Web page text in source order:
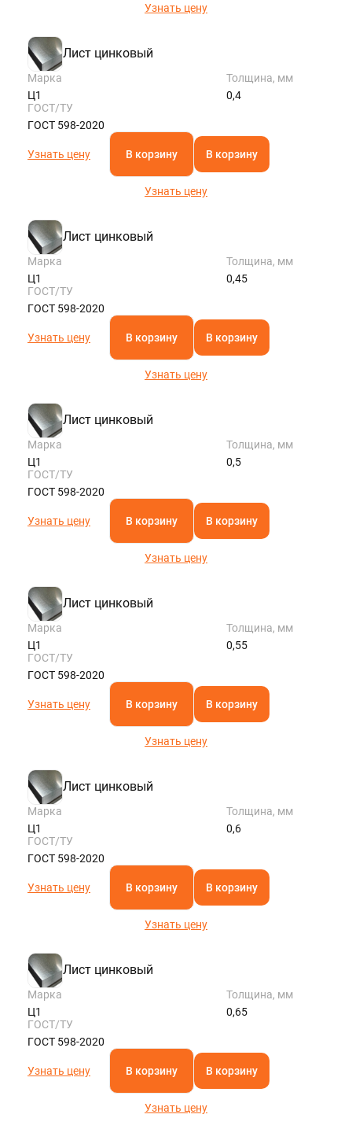
Узнать цену
Лист цинковый
Марка
Ц1
Толщина, мм
0,4
ГОСТ/ТУ
ГОСТ 598-2020
Узнать цену В корзину В корзину
Узнать цену
Лист цинковый
Марка
Ц1
Толщина, мм
0,45
ГОСТ/ТУ
ГОСТ 598-2020
Узнать цену В корзину В корзину
Узнать цену
Лист цинковый
Марка
Ц1
Толщина, мм
0,5
ГОСТ/ТУ
ГОСТ 598-2020
Узнать цену В корзину В корзину
Узнать цену
Лист цинковый
Марка
Ц1
Толщина, мм
0,55
ГОСТ/ТУ
ГОСТ 598-2020
Узнать цену В корзину В корзину
Узнать цену
Лист цинковый
Марка
Ц1
Толщина, мм
0,6
ГОСТ/ТУ
ГОСТ 598-2020
Узнать цену В корзину В корзину
Узнать цену
Лист цинковый
Марка
Ц1
Толщина, мм
0,65
ГОСТ/ТУ
ГОСТ 598-2020
Узнать цену В корзину В корзину
Узнать цену